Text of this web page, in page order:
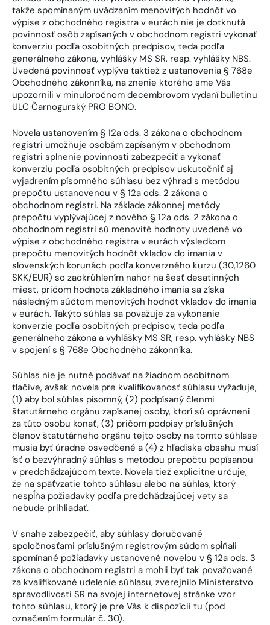
takže spomínaným uvádzaním menovitých hodnôt vo
výpise z obchodného registra v eurách nie je dotknutá
povinnosť osôb zapísaných v obchodnom registri vykonať
konverziu podľa osobitných predpisov, teda podľa
generálneho zákona, vyhlášky MS SR, resp. vyhlášky NBS.
Uvedená povinnosť vyplýva taktiež z ustanovenia § 768e
Obchodného zákonníka, na znenie ktorého sme Vás
upozornili v minuloročnom decembrovom vydaní bulletinu
ULC Čarnogurský PRO BONO.
Novela ustanovením § 12a ods. 3 zákona o obchodnom
registri umožňuje osobám zapísaným v obchodnom
registri splnenie povinnosti zabezpečiť a vykonať
konverziu podľa osobitných predpisov uskutočniť aj
vyjadrením písomného súhlasu bez výhrad s metódou
prepočtu ustanovenou v § 12a ods. 2 zákona o
obchodnom registri. Na základe zákonnej metódy
prepočtu vyplývajúcej z nového § 12a ods. 2 zákona o
obchodnom registri sú menovité hodnoty uvedené vo
výpise z obchodného registra v eurách výsledkom
prepočtu menovitých hodnôt vkladov do imania v
slovenských korunách podľa konverzného kurzu (30,1260
SKK/EUR) so zaokrúhlením nahor na šesť desatinných
miest, pričom hodnota základného imania sa získa
následným súčtom menovitých hodnôt vkladov do imania
v eurách. Takýto súhlas sa považuje za vykonanie
konverzie podľa osobitných predpisov, teda podľa
generálneho zákona a vyhlášky MS SR, resp. vyhlášky NBS
v spojení s § 768e Obchodného zákonníka.
Súhlas nie je nutné podávať na žiadnom osobitnom
tlačive, avšak novela pre kvalifikovanosť súhlasu vyžaduje,
(1) aby bol súhlas písomný, (2) podpísaný členmi
štatutárneho orgánu zapísanej osoby, ktorí sú oprávnení
za túto osobu konať, (3) pričom podpisy príslušných
členov štatutárneho orgánu tejto osoby na tomto súhlase
musia byť úradne osvedčené a (4) z hľadiska obsahu musí
ísť o bezvýhradný súhlas s metódou prepočtu popísanou
v predchádzajúcom texte. Novela tiež explicitne určuje,
že na späťvzatie tohto súhlasu alebo na súhlas, ktorý
nespĺňa požiadavky podľa predchádzajúcej vety sa
nebude prihliadať.
V snahe zabezpečiť, aby súhlasy doručované
spoločnosťami príslušným registrovým súdom spĺňali
spomínané požiadavky ustanovené novelou v § 12a ods. 3
zákona o obchodnom registri a mohli byť tak považované
za kvalifikované udelenie súhlasu, zverejnilo Ministerstvo
spravodlivosti SR na svojej internetovej stránke vzor
tohto súhlasu, ktorý je pre Vás k dispozícii tu (pod
označením formulár č. 30).